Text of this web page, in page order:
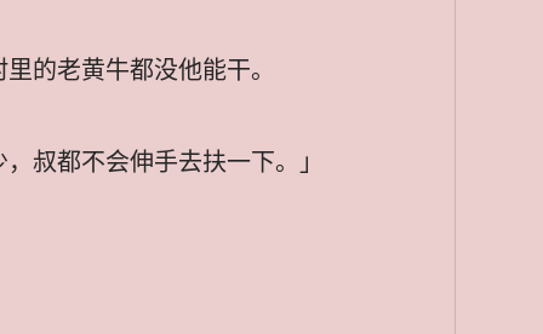
的老黄牛都没他能干。
叔都不会伸手去扶一下。」